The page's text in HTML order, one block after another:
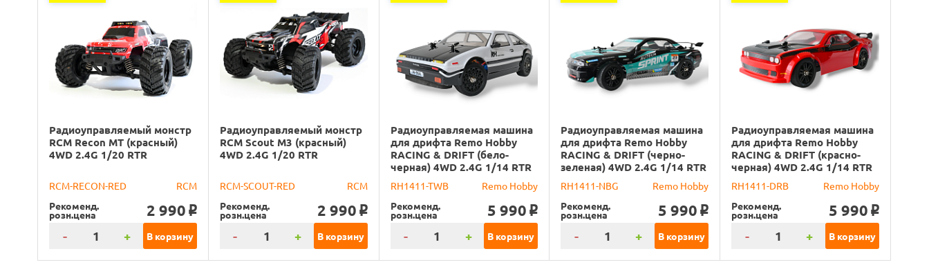
Радиоуправляемый монстр
RCM Recon MT (красный)
4WD 2.4G 1/20 RTR
RCM-RECON-RED
RCM
Рекоменд.
розн.цена 2 990 o
- + В корзину
Радиоуправляемый монстр
RCM Scout M3 (красный)
4WD 2.4G 1/20 RTR
RCM-SCOUT-RED
RCM
Рекоменд.
розн.цена 2 990 o
- + В корзину
Радиоуправляемая машина
для дрифта Remo Hobby
RACING & DRIFT (бело-
черная) 4WD 2.4G 1/14 RTR
RH1411-TWB
Remo Hobby
Рекоменд.
розн.цена 5 990 o
- + В корзину
Радиоуправляемая машина
для дрифта Remo Hobby
RACING & DRIFT (черно-
зеленая) 4WD 2.4G 1/14 RTR
RH1411-NBG
Remo Hobby
Рекоменд.
розн.цена 5 990 o
- + В корзину
Радиоуправляемая машина
для дрифта Remo Hobby
RACING & DRIFT (красно-
черная) 4WD 2.4G 1/14 RTR
RH1411-DRB
Remo Hobby
Рекоменд.
розн.цена 5 990 o
- + В корзину